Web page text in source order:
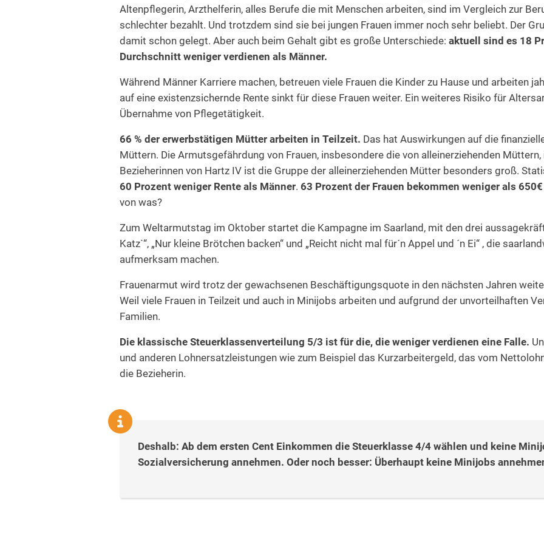
Altenpflegerin, Arzthelferin, alles Berufe die mit Menschen arbeiten, sind im Vergleich zur
schlechter bezahlt. Und trotzdem sind sie bei jungen Frauen immer noch sehr beliebt. Der
damit schon gelegt. Aber auch beim Gehalt gibt es große Unterschiede: aktuell sind es 18
Durchschnitt weniger verdienen als Männer.
Während Männer Karriere machen, betreuen viele Frauen die Kinder zu Hause und arbeiten
auf eine existenzsichernde Rente sinkt für diese Frauen weiter. Ein weiteres Risiko für
Übernahme von Pflegetätigkeit.
66 % der erwerbstätigen Mütter arbeiten in Teilzeit. Das hat Auswirkungen auf die
Müttern. Die Armutsgefährdung von Frauen, insbesondere die von alleinerziehenden
Bezieherinnen von Hartz IV ist die Gruppe der alleinerziehenden Mütter besonders groß.
60 Prozent weniger Rente als Männer. 63 Prozent der Frauen bekommen weniger als 650€
von was?
Zum Weltarmutstag im Oktober startet die Kampagne im Saarland, mit den drei
Katz`“, „Nur kleine Brötchen backen“ und „Reicht nicht mal für´n Appel und ´n Ei“ , die
aufmerksam machen.
Frauenarmut wird trotz der gewachsenen Beschäftigungsquote in den nächsten Jahren
Weil viele Frauen in Teilzeit und auch in Minijobs arbeiten und aufgrund der unvorteilhaften
Familien.
Die klassische Steuerklassenverteilung 5/3 ist für die, die weniger verdienen eine Falle.
und anderen Lohnersatzleistungen wie zum Beispiel das Kurzarbeitergeld, das vom
die Bezieherin.
Deshalb: Ab dem ersten Cent Einkommen die Steuerklasse 4/4 wählen und keine
Sozialversicherung annehmen. Oder noch besser: Überhaupt keine Minijobs